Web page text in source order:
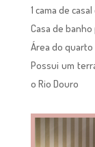
1 cama de
Casa de
Área do quarto
Possui um
o Rio Douro